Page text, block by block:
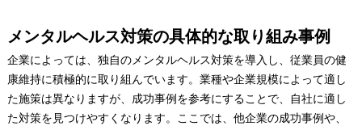
メンタルヘルス対策の具体的な取り組み事例
企業によっては、独自のメンタルヘルス対策を導入し、従業員の健
康維持に積極的に取り組んでいます。業種や企業規模によって適し
た施策は異なりますが、成功事例を参考にすることで、自社に適し
た対策を見つけやすくなります。ここでは、他企業の成功事例や、